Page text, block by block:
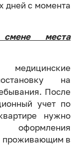
дней с момента
места
на
После
учет по
нужно
проживающим в